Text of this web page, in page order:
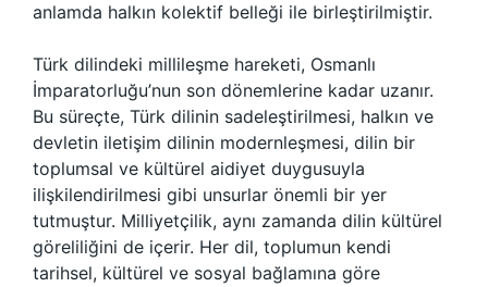
anlamda halkın kolektif belleği ile birleştirilmiştir.
Türk dilindeki millileşme hareketi, Osmanlı
İmparatorluğu’nun son dönemlerine kadar uzanır.
Bu süreçte, Türk dilinin sadeleştirilmesi, halkın ve
devletin iletişim dilinin modernleşmesi, dilin bir
toplumsal ve kültürel aidiyet duygusuyla
ilişkilendirilmesi gibi unsurlar önemli bir yer
tutmuştur. Milliyetçilik, aynı zamanda dilin kültürel
göreliliğini de içerir. Her dil, toplumun kendi
tarihsel, kültürel ve sosyal bağlamına göre